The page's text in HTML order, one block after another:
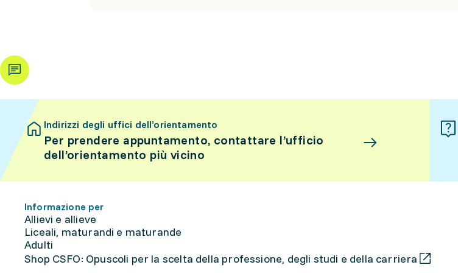
Indirizzi degli uffici dell’orientamento
Per prendere appuntamento, contattare l’ufficio
dell’orientamento più vicino
Informazione per
Allievi e allieve
Liceali, maturandi e maturande
Adulti
Shop CSFO: Opuscoli per la scelta della professione, degli studi e della carriera